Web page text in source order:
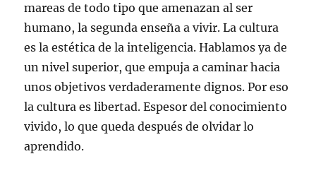
mareas de todo tipo que amenazan al ser
humano, la segunda enseña a vivir. La cultura
es la estética de la inteligencia. Hablamos ya de
un nivel superior, que empuja a caminar hacia
unos objetivos verdaderamente dignos. Por eso
la cultura es libertad. Espesor del conocimiento
vivido, lo que queda después de olvidar lo
aprendido.